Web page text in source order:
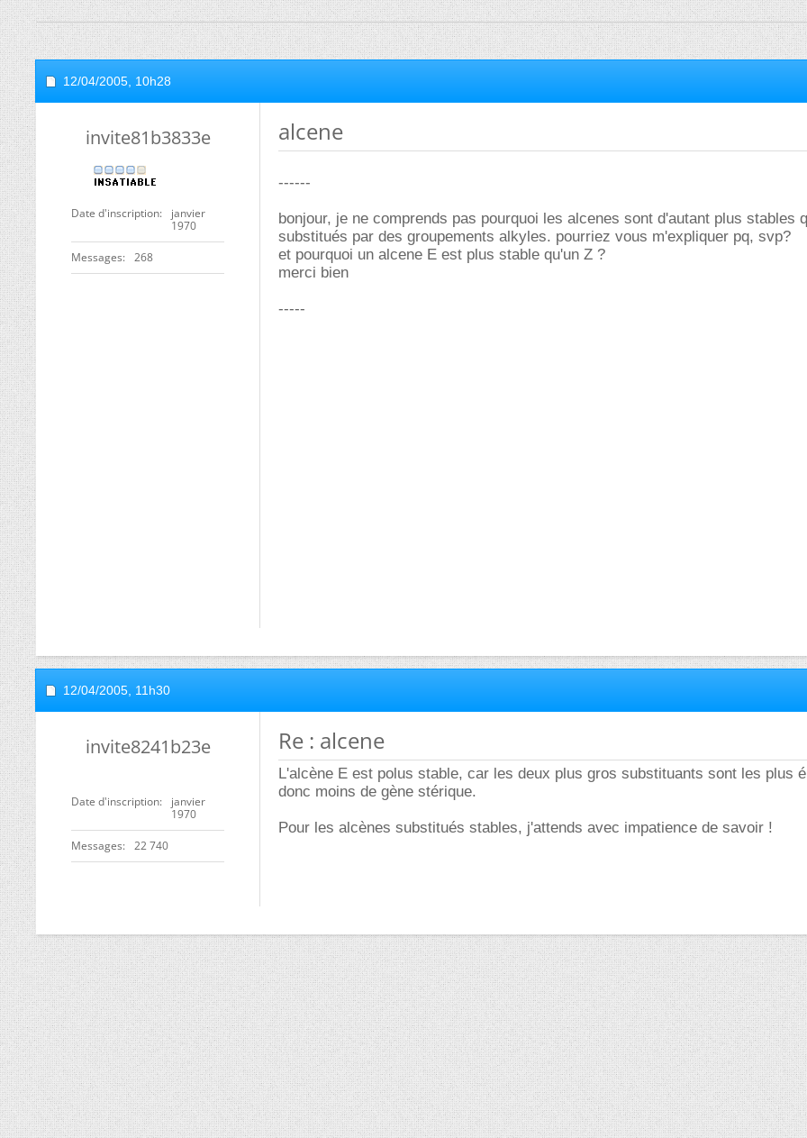
12/04/2005, 10h28
invite81b3833e
Date d'inscription
janvier
1970
Messages 268
alcene
------
bonjour, je ne comprends pas pourquoi les alcenes sont d'autant plus stables
substitués par des groupements alkyles. pourriez vous m'expliquer pq, svp?
et pourquoi un alcene E est plus stable qu'un Z ?
merci bien
-----
12/04/2005, 11h30
invite8241b23e
Date d'inscription
janvier
1970
Messages 22 740
Re : alcene
L'alcène E est polus stable, car les deux plus gros substituants sont les plus
donc moins de gène stérique.
Pour les alcènes substitués stables, j'attends avec impatience de savoir !